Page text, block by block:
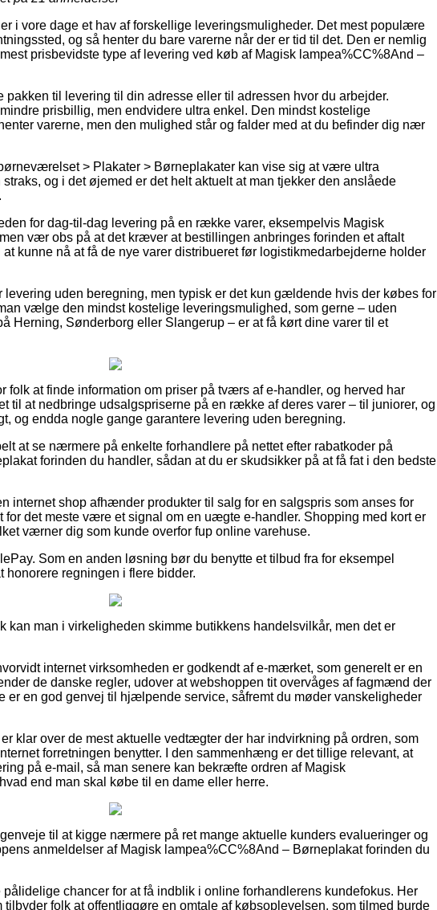
i vore dage et hav af forskellige leveringsmuligheder. Det mest populære
og så henter du bare varerne når der er tid til det. Den er nemlig
prisbevidste type af levering ved køb af Magisk lampea%CC%8And –
til levering til din adresse eller til adressen hvor du arbejder.
prisbillig, men endvidere ultra enkel. Den mindst kostelige
varerne, men den mulighed står og falder med at du befinder dig nær
> Plakater > Børneplakater kan vise sig at være ultra
og i det øjemed er det helt aktuelt at man tjekker den anslåede
for dag-til-dag levering på en række varer, eksempelvis Magisk
vær obs på at det kræver at bestillingen anbringes forinden et aftalt
kunne nå at få de nye varer distribueret før logistikmedarbejderne holder
uden beregning, men typisk er det kun gældende hvis der købes for
vælge den mindst kostelige leveringsmulighed, som gerne – uden
Herning, Sønderborg eller Slangerup – er at få kørt dine varer til et
folk at finde information om priser på tværs af e-handler, og herved har
til at nedbringe udsalgspriserne på en række af deres varer – til juniorer, og
og endda nogle gange garantere levering uden beregning.
at se nærmere på enkelte forhandlere på nettet efter rabatkoder på
forinden du handler, sådan at du er skudsikker på at få fat i den bedste
internet shop afhænder produkter til salg for en salgspris som anses for
for det meste være et signal om en uægte e-handler. Shopping med kort er
værner dig som kunde overfor fup online varehuse.
Som en anden løsning bør du benytte et tilbud fra for eksempel
honorere regningen i flere bidder.
kan man i virkeligheden skimme butikkens handelsvilkår, men det er
internet virksomheden er godkendt af e-mærket, som generelt er en
de danske regler, udover at webshoppen tit overvåges af fagmænd der
er en god genvej til hjælpende service, såfremt du møder vanskeligheder
klar over de mest aktuelle vedtægter der har indvirkning på ordren, som
forretningen benytter. I den sammenhæng er det tillige relevant, at
på e-mail, så man senere kan bekræfte ordren af Magisk
end man skal købe til en dame eller herre.
til at kigge nærmere på ret mange aktuelle kunders evalueringer og
anmeldelser af Magisk lampea%CC%8And – Børneplakat forinden du
chancer for at få indblik i online forhandlerens kundefokus. Her
tilbyder folk at offentliggøre en omtale af købsoplevelsen, som tilmed burde